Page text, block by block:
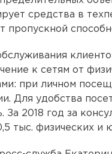
средства в
пропускной
к сетям от
при личном
Для удобства
За 2018 год за
тыс. физических и